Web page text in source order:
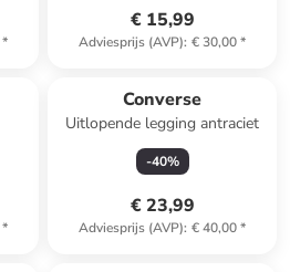
*
€ 15,99
Adviesprijs (AVP): € 30,00*
*
Converse
Uitlopende legging antraciet
-40%
€ 23,99
Adviesprijs (AVP): € 40,00*